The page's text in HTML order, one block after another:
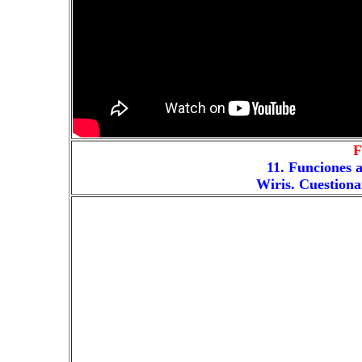
11. Funciones
Wiris.